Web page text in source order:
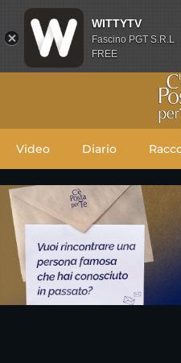
Video Diario
WITTYTV
Fascino PGT S.R.L
FREE